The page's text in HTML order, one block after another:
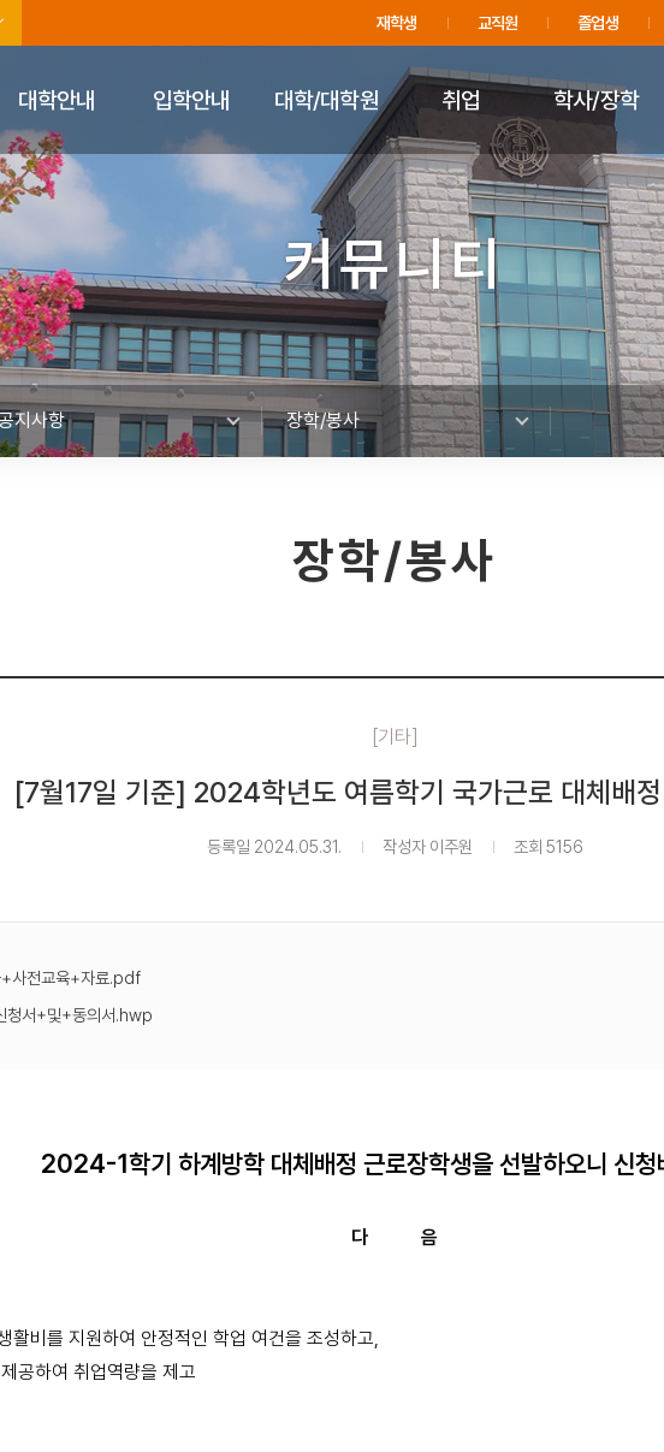
주메뉴 바로가기
푸터 바로가기
재학생 교직원 졸업생
대학안내 입학안내 대학/대학원 취업 학사/장학
커뮤니티
지사항 장학/봉사
장학/봉사
[기타]
[7월17일 기준] 2024학년도 여름학기 국가근로 대체배정
등록일 2024.05.31. 작성자 이주원 조회 5156
사전교육+자료.pdf
청서+및+동의서.hwp
2024-1학기 하계방학 대체배정 근로장학생을 선발하오니 신청
다 음
활비를 지원하여 안정적인 학업 여건을 조성하고,
공하여 취업역량을 제고